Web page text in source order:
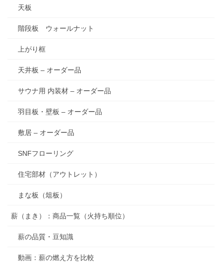
天板
階段板 ウォールナット
上がり框
天井板 – オーダー品
サウナ用 内装材 – オーダー品
羽目板・壁板 – オーダー品
敷居 – オーダー品
SNFフローリング
住宅部材（アウトレット）
まな板（俎板）
薪（まき）：商品一覧（火持ち順位）
薪の品質・豆知識
動画：薪の燃え方を比較